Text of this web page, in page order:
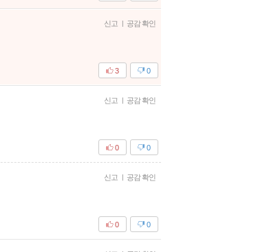
신고 | 공감 확인
0
3
신고 | 공감 확인
0
0
신고 | 공감 확인
0
0